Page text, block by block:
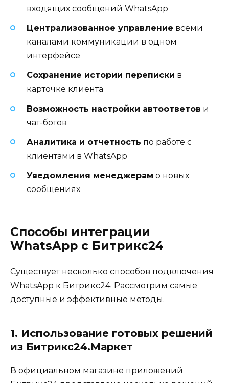
входящих сообщений WhatsApp
Централизованное управление всеми
каналами коммуникации в одном
интерфейсе
Сохранение истории переписки в
карточке клиента
Возможность настройки автоответов и
чат-ботов
Аналитика и отчетность по работе с
клиентами в WhatsApp
Уведомления менеджерам о новых
сообщениях
Способы интеграции
WhatsApp с Битрикс24
Существует несколько способов подключения
WhatsApp к Битрикс24. Рассмотрим самые
доступные и эффективные методы.
1. Использование готовых решений
из Битрикс24.Маркет
В официальном магазине приложений